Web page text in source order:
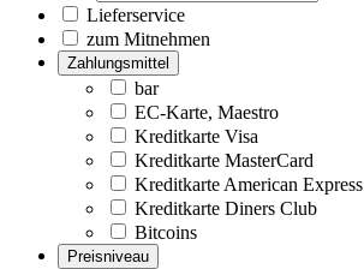
Lieferservice
zum Mitnehmen
Zahlungsmittel
bar
EC-Karte, Maestro
Kreditkarte Visa
Kreditkarte MasterCard
Kreditkarte American Express
Kreditkarte Diners Club
Bitcoins
Preisniveau